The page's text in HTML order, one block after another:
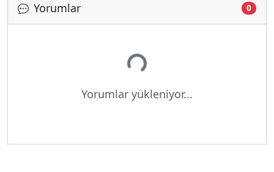
Yorumlar 0
Yükleniyor...
Yorumlar yükleniyor...